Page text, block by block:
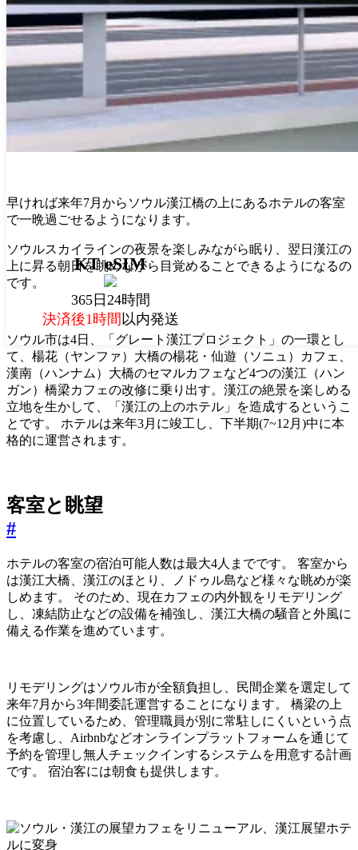
KT eSIM
365日24時間
決済後1時間以内発送
早ければ来年7月からソウル漢江橋の上にあるホテルの客室
で一晩過ごせるようになります。
ソウルスカイラインの夜景を楽しみながら眠り、翌日漢江の
上に昇る朝日を眺めながら目覚めることできるようになるの
です。
ソウル市は4日、「グレート漢江プロジェクト」の一環とし
て、楊花（ヤンファ）大橋の楊花・仙遊（ソニュ）カフェ、
漢南（ハンナム）大橋のセマルカフェなど4つの漢江（ハン
ガン）橋梁カフェの改修に乗り出す。漢江の絶景を楽しめる
立地を生かして、「漢江の上のホテル」を造成するというこ
とです。 ホテルは来年3月に竣工し、下半期(7~12月)中に本
格的に運営されます。
客室と眺望
#
ホテルの客室の宿泊可能人数は最大4人までです。 客室から
は漢江大橋、漢江のほとり、ノドゥル島など様々な眺めが楽
しめます。 そのため、現在カフェの内外観をリモデリング
し、凍結防止などの設備を補強し、漢江大橋の騒音と外風に
備える作業を進めています。
リモデリングはソウル市が全額負担し、民間企業を選定して
来年7月から3年間委託運営することになります。 橋梁の上
に位置しているため、管理職員が別に常駐しにくいという点
を考慮し、Airbnbなどオンラインプラットフォームを通じて
予約を管理し無人チェックインするシステムを用意する計画
です。 宿泊客には朝食も提供します。